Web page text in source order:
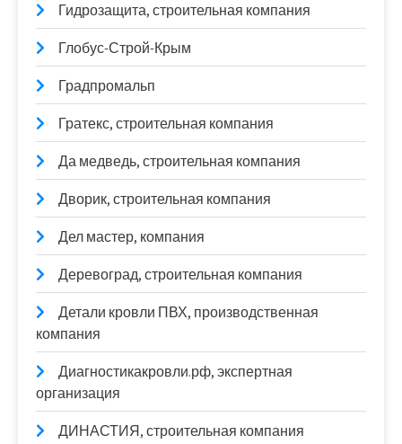
Гидрозащита, строительная компания
Глобус-Строй-Крым
Градпромальп
Гратекс, строительная компания
Да медведь, строительная компания
Дворик, строительная компания
Дел мастер, компания
Деревоград, строительная компания
Детали кровли ПВХ, производственная
компания
Диагностикакровли.рф, экспертная
организация
ДИНАСТИЯ, строительная компания